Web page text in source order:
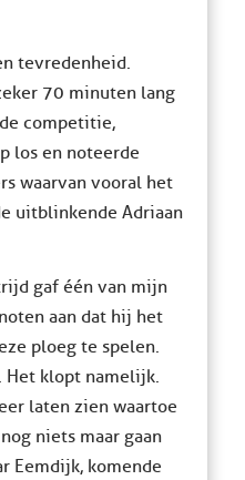
tevredenheid.
70 minuten lang
competitie,
los en noteerde
waarvan vooral het
uitblinkende Adriaan
gaf één van mijn
aan dat hij het
ploeg te spelen.
Het klopt namelijk.
laten zien waartoe
niets maar gaan
Eemdijk, komende